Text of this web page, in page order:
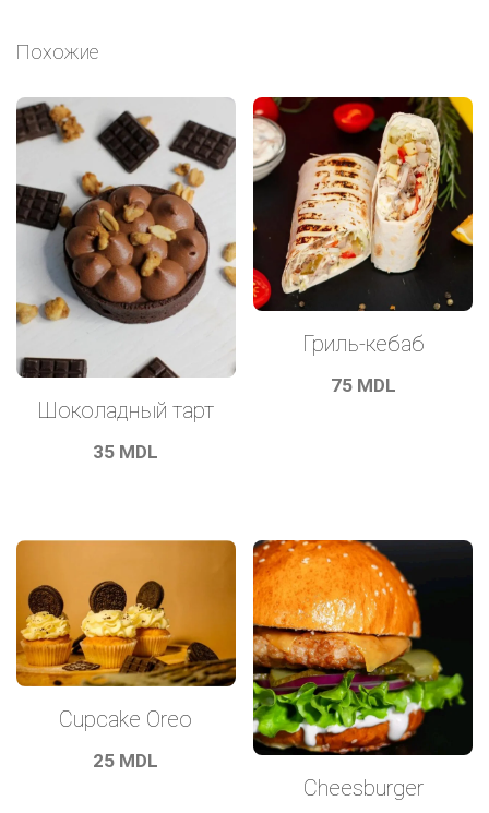
Похожие
Шоколадный тарт
35 MDL
Гриль-кебаб
75 MDL
Cupcake Oreo
25 MDL
Cheesburger